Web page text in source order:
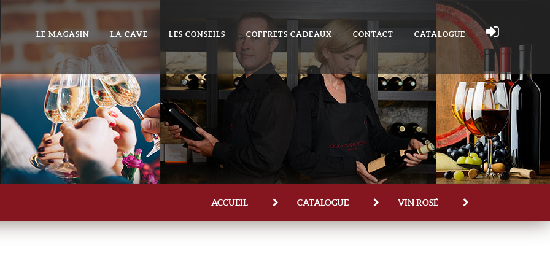
LE MAGASIN LA CAVE LES CONSEILS COFFRETS CADEAUX CONTACT CATALOGUE
ACCUEIL CATALOGUE VIN ROSÉ